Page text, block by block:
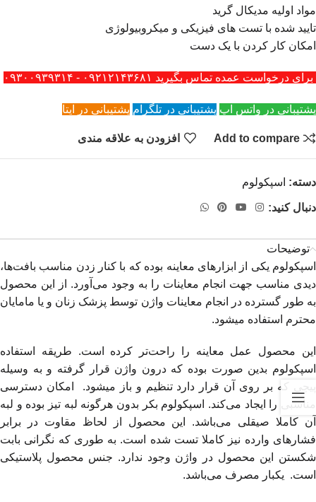
مواد اولیه مدیکال گرید
تایید شده با تست های فیزیکی و میکروبیولوژی
امکان کار کردن با یک دست
برای درخواست عمده تماس بگیرید ۰۹۲۱۲۱۴۳۶۸۱ - ۰۹۳۰۰۹۳۹۳۱۴
پشتیبانی در واتس اپ پشتیبانی در تلگرام پشتیبانی در ایتا
Add to compare افزودن به علاقه مندی
دسته: اسپکولوم
دنبال کنید:
توضیحات
اسپکولوم یکی از ابزارهای معاینه بوده که با کنار زدن مناسب بافت‌ها،
دیدی مناسب جهت انجام معاینات را به وجود می‌آورد. از این محصول
به طور گسترده در انجام معاینات واژن توسط پزشک زنان و یا مامایان
محترم استفاده میشود.
این محصول عمل معاینه را راحت‌تر کرده است. طریقه استفاده
اسپکولوم بدین صورت بوده که درون واژن قرار گرفته و به وسیله
پیچی که بر روی آن قرار دارد تنظیم و باز میشود. امکان دسترسی
مناسبی را ایجاد می‌کند. اسپکولوم بکر بدون هرگونه لبه تیز بوده و لبه
آن کاملا صیقلی می‌باشد. این محصول از لحاظ مقاوت در برابر
فشارهای وارده نیز کاملا تست شده است. به طوری که نگرانی بابت
شکستن این محصول در واژن وجود ندارد. جنس محصول پلاستیکی
است. یکبار مصرف می‌باشد.